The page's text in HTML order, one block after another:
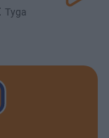
Tyga